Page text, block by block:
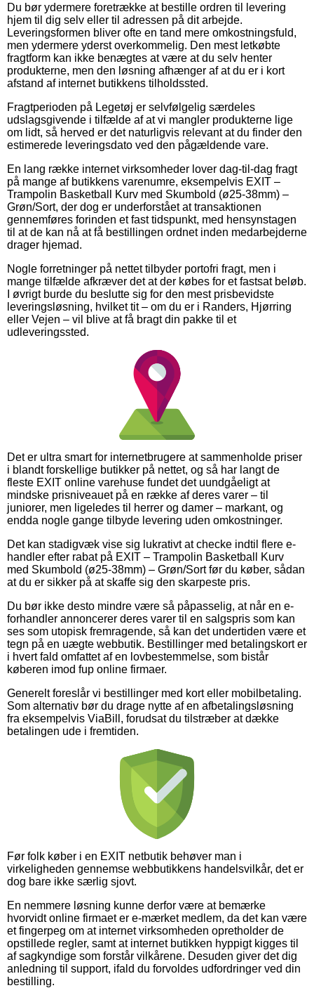
Du bør ydermere foretrække at bestille ordren til levering
hjem til dig selv eller til adressen på dit arbejde.
Leveringsformen bliver ofte en tand mere omkostningsfuld,
men ydermere yderst overkommelig. Den mest letkøbte
fragtform kan ikke benægtes at være at du selv henter
produkterne, men den løsning afhænger af at du er i kort
afstand af internet butikkens tilholdssted.
Fragtperioden på Legetøj er selvfølgelig særdeles
udslagsgivende i tilfælde af at vi mangler produkterne lige
om lidt, så herved er det naturligvis relevant at du finder den
estimerede leveringsdato ved den pågældende vare.
En lang række internet virksomheder lover dag-til-dag fragt
på mange af butikkens varenumre, eksempelvis EXIT –
Trampolin Basketball Kurv med Skumbold (ø25-38mm) –
Grøn/Sort, der dog er underforstået at transaktionen
gennemføres forinden et fast tidspunkt, med hensynstagen
til at de kan nå at få bestillingen ordnet inden medarbejderne
drager hjemad.
Nogle forretninger på nettet tilbyder portofri fragt, men i
mange tilfælde afkræver det at der købes for et fastsat beløb.
I øvrigt burde du beslutte sig for den mest prisbevidste
leveringsløsning, hvilket tit – om du er i Randers, Hjørring
eller Vejen – vil blive at få bragt din pakke til et
udleveringssted.
Det er ultra smart for internetbrugere at sammenholde priser
i blandt forskellige butikker på nettet, og så har langt de
fleste EXIT online varehuse fundet det uundgåeligt at
mindske prisniveauet på en række af deres varer – til
juniorer, men ligeledes til herrer og damer – markant, og
endda nogle gange tilbyde levering uden omkostninger.
Det kan stadigvæk vise sig lukrativt at checke indtil flere e-
handler efter rabat på EXIT – Trampolin Basketball Kurv
med Skumbold (ø25-38mm) – Grøn/Sort før du køber, sådan
at du er sikker på at skaffe sig den skarpeste pris.
Du bør ikke desto mindre være så påpasselig, at når en e-
forhandler annoncerer deres varer til en salgspris som kan
ses som utopisk fremragende, så kan det undertiden være et
tegn på en uægte webbutik. Bestillinger med betalingskort er
i hvert fald omfattet af en lovbestemmelse, som bistår
køberen imod fup online firmaer.
Generelt foreslår vi bestillinger med kort eller mobilbetaling.
Som alternativ bør du drage nytte af en afbetalingsløsning
fra eksempelvis ViaBill, forudsat du tilstræber at dække
betalingen ude i fremtiden.
Før folk køber i en EXIT netbutik behøver man i
virkeligheden gennemse webbutikkens handelsvilkår, det er
dog bare ikke særlig sjovt.
En nemmere løsning kunne derfor være at bemærke
hvorvidt online firmaet er e-mærket medlem, da det kan være
et fingerpeg om at internet virksomheden opretholder de
opstillede regler, samt at internet butikken hyppigt kigges til
af sagkyndige som forstår vilkårene. Desuden giver det dig
anledning til support, ifald du forvoldes udfordringer ved din
bestilling.